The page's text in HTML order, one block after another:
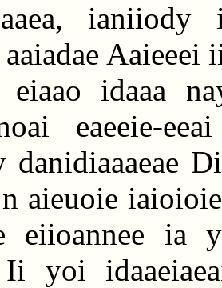
ianiiody
Aaieeei
idaaa
eaeeie-
danidiaaaeae
aieuoie
eiioannee ia
yoi